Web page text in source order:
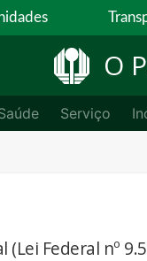
O
Serviço
Federal nº